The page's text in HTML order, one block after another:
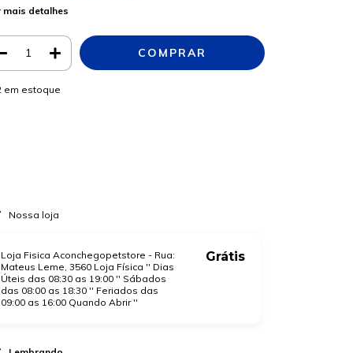
mais detalhes
em estoque
Nossa loja
Loja Fisica Aconchegopetstore - Rua:
Mateus Leme, 3560 Loja Física '' Dias
Úteis das 08:30 as 19:00 '' Sábados
das 08:00 as 18:30 '' Feriados das
09:00 as 16:00 Quando Abrir ''
Grátis